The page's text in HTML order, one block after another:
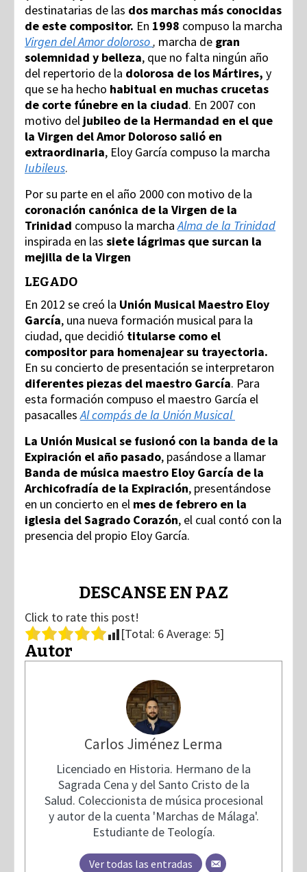
destinatarias de las dos marchas más conocidas
de este compositor. En 1998 compuso la marcha
Virgen del Amor doloroso, marcha de gran
solemnidad y belleza, que no falta ningún año
del repertorio de la dolorosa de los Mártires, y
que se ha hecho habitual en muchas crucetas
de corte fúnebre en la ciudad. En 2007 con
motivo del jubileo de la Hermandad en el que
la Virgen del Amor Doloroso salió en
extraordinaria, Eloy García compuso la marcha
Iubileus.
Por su parte en el año 2000 con motivo de la
coronación canónica de la Virgen de la
Trinidad compuso la marchaAlma de la Trinidad
inspirada en las siete lágrimas que surcan la
mejilla de la Virgen
LEGADO
En 2012 se creó la Unión Musical Maestro Eloy
García, una nueva formación musical para la
ciudad, que decidió titularse como el
compositor para homenajear su trayectoria.
En su concierto de presentación se interpretaron
diferentes piezas del maestro García. Para
esta formación compuso el maestro García el
pasacallesAl compás de la Unión Musical
La Unión Musical se fusionó con la banda de la
Expiración el año pasado, pasándose a llamar
Banda de música maestro Eloy García de la
Archicofradía de la Expiración, presentándose
en un concierto en el mes de febrero en la
iglesia del Sagrado Corazón, el cual contó con la
presencia del propio Eloy García.
DESCANSE EN PAZ
Click to rate this post!
[Total: 6Average: 5]
Autor
Carlos Jiménez Lerma
Licenciado en Historia. Hermano de la
Sagrada Cena y del Santo Cristo de la
Salud. Coleccionista de música procesional
y autor de la cuenta 'Marchas de Málaga'.
Estudiante de Teología.
Ver todas las entradas